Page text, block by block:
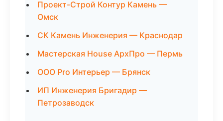
Проект-Строй Контур Камень —
Омск
СК Камень Инженерия — Краснодар
Мастерская House АрхПро — Пермь
ООО Pro Интерьер — Брянск
ИП Инженерия Бригадир —
Петрозаводск